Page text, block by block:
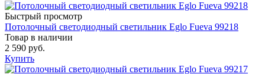
Быстрый просмотр
Потолочный светодиодный светильник Eglo Fueva 99218
Товар в наличии
2 590 руб.
Купить